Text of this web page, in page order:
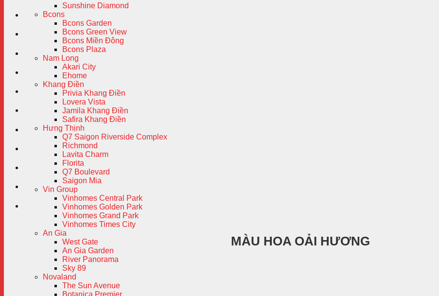
Sunshine Diamond
Bcons
Bcons Garden
Bcons Green View
Bcons Miền Đông
Bcons Plaza
Nam Long
Akari City
Ehome
Khang Điền
Privia Khang Điền
Lovera Vista
Jamila Khang Điền
Safira Khang Điền
Hưng Thịnh
Q7 Saigon Riverside Complex
Richmond
Lavita Charm
Florita
Q7 Boulevard
Saigon Mia
Vin Group
Vinhomes Central Park
Vinhomes Golden Park
Vinhomes Grand Park
Vinhomes Times City
An Gia
West Gate
An Gia Garden
River Panorama
Sky 89
Novaland
The Sun Avenue
Botanica Premier
MÀU HOA OẢI HƯƠNG